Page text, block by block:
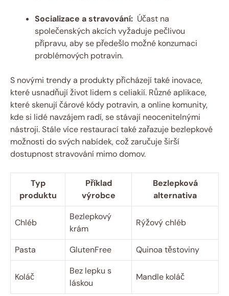
Socializace a stravování: ‍ Účast na
společenských akcích vyžaduje pečlivou
přípravu, aby se předešlo možné konzumaci⁤
problémových potravin.
S novými trendy a produkty ⁢přicházejí také inovace,
které usnadňují život lidem s celiakií. Různé aplikace,
které ⁢skenují čárové kódy potravin, a online komunity,
kde si lidé navzájem radí, se stávají neocenitelnými
nástroji. Stále více restaurací také zařazuje‌ bezlepkové ​
možnosti do svých nabídek, což zaručuje širší
dostupnost stravování mimo domov.
Typ
produktu
Příklad
výrobce
Bezlepková
⁤alternativa
Chléb
Bezlepkový‍
krám
Rýžový chléb
Pasta GlutenFree Quinoa těstoviny
Koláč
Bez lepku s
láskou
Mandle koláč